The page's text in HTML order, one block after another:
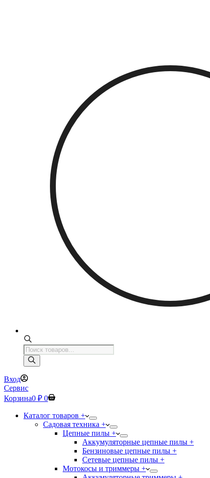
Поиск
товаров
Вход
Сервис
Корзина0 ₽ 0
Каталог товаров +
Садовая техника +
Цепные пилы +
Аккумуляторные цепные пилы +
Бензиновые цепные пилы +
Сетевые цепные пилы +
Мотокосы и триммеры +